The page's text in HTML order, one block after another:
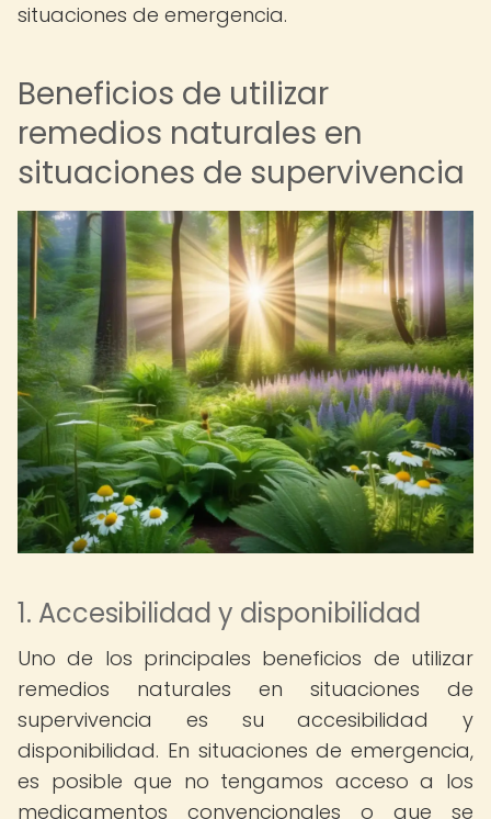
situaciones de emergencia.
Beneficios de utilizar
remedios naturales en
situaciones de supervivencia
1. Accesibilidad y disponibilidad
Uno de los principales beneficios de utilizar
remedios naturales en situaciones de
supervivencia es su accesibilidad y
disponibilidad. En situaciones de emergencia,
es posible que no tengamos acceso a los
medicamentos convencionales o que se